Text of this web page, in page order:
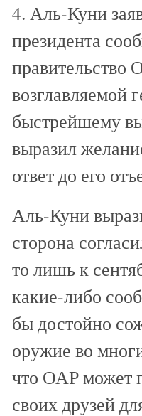
4. Аль-Куни
президента
правительство
возглавляемой
быстрейшему
выразил
ответ до его
Аль-Куни
сторона
то лишь к
какие-либо
бы достойно
оружие во
что ОАР может
своих друзей